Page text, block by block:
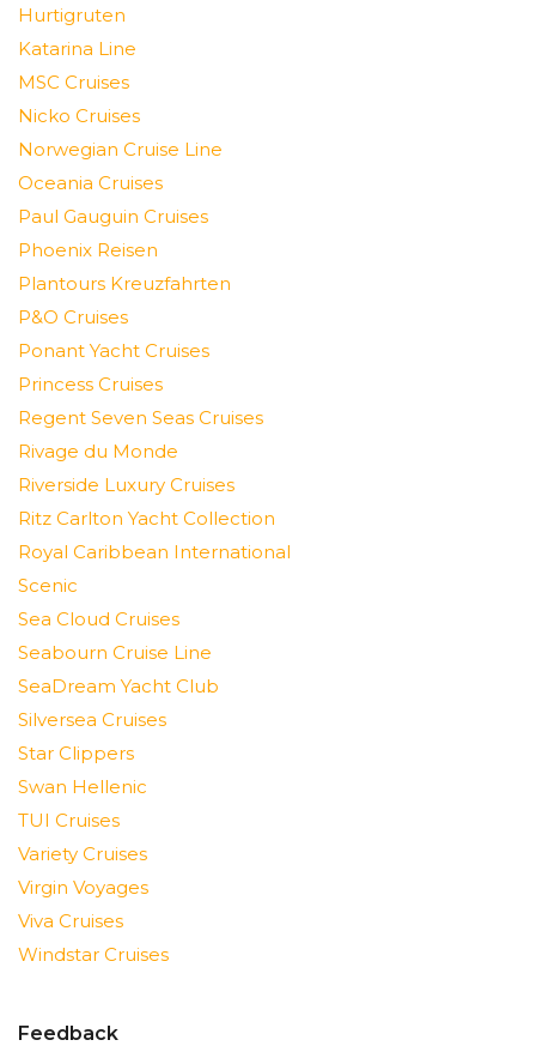
Hurtigruten
Katarina Line
MSC Cruises
Nicko Cruises
Norwegian Cruise Line
Oceania Cruises
Paul Gauguin Cruises
Phoenix Reisen
Plantours Kreuzfahrten
P&O Cruises
Ponant Yacht Cruises
Princess Cruises
Regent Seven Seas Cruises
Rivage du Monde
Riverside Luxury Cruises
Ritz Carlton Yacht Collection
Royal Caribbean International
Scenic
Sea Cloud Cruises
Seabourn Cruise Line
SeaDream Yacht Club
Silversea Cruises
Star Clippers
Swan Hellenic
TUI Cruises
Variety Cruises
Virgin Voyages
Viva Cruises
Windstar Cruises
Feedback